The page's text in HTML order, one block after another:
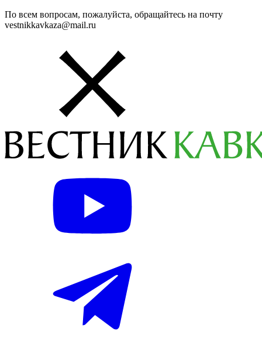
По всем вопросам, пожалуйста, обращайтесь на почту
vestnikkavkaza@mail.ru